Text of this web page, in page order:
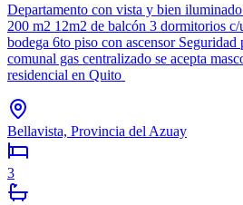
Departamento con vista y bien
200 m2 12m2 de balcón 3 dormitorios c/
bodega 6to piso con ascensor Seguridad
comunal gas centralizado se acepta
residencial en Quito
Bellavista, Provincia del Azuay
3